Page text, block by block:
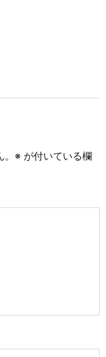
※ が付いている欄